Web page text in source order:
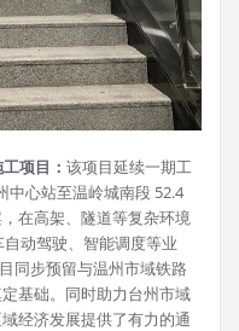
项目： 该项目延续一期工
中心站至温岭城南段 52.4
在高架、隧道等复杂环境
动驾驶、智能调度等业
同步预留与温州市域铁路
基础。同时助力台州市域
经济发展提供了有力的通